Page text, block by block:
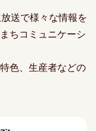
送で様々な情報を
ちコミュニケーシ
色、生産者などの